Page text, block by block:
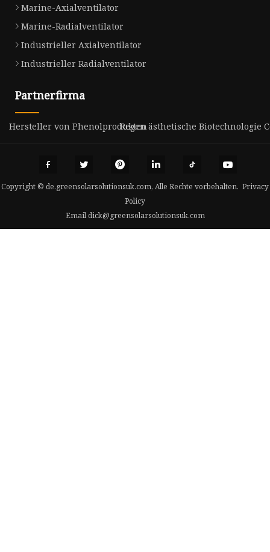
Marine-Axialventilator
Marine-Radialventilator
Industrieller Axialventilator
Industrieller Radialventilator
Partnerfirma
Hersteller von PhenolproduktenRegen ästhetische Biotechnologie
Copyright © de.greensolarsolutionsuk.com, Alle Rechte vorbehalten. Privacy
Policy
Emaildick@greensolarsolutionsuk.com